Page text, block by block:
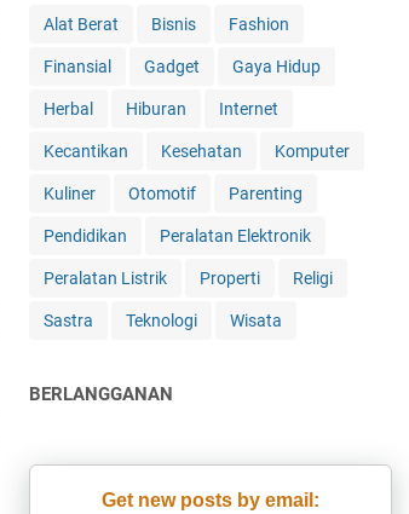
Alat Berat Bisnis Fashion
Finansial Gadget Gaya Hidup
Herbal Hiburan Internet
Kecantikan Kesehatan Komputer
Kuliner Otomotif Parenting
Pendidikan Peralatan Elektronik
Peralatan Listrik Properti Religi
Sastra Teknologi Wisata
BERLANGGANAN
Get new posts by email: